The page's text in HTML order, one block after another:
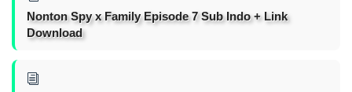
Nonton Spy x Family Episode 7 Sub Indo + Link
Download